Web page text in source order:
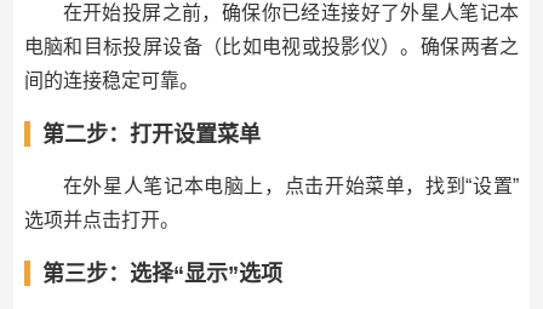
在开始投屏之前，确保你已经连接好了外星人笔记本
电脑和目标投屏设备（比如电视或投影仪）。确保两者之
间的连接稳定可靠。
第二步：打开设置菜单
在外星人笔记本电脑上，点击开始菜单，找到“设置”
选项并点击打开。
第三步：选择“显示”选项